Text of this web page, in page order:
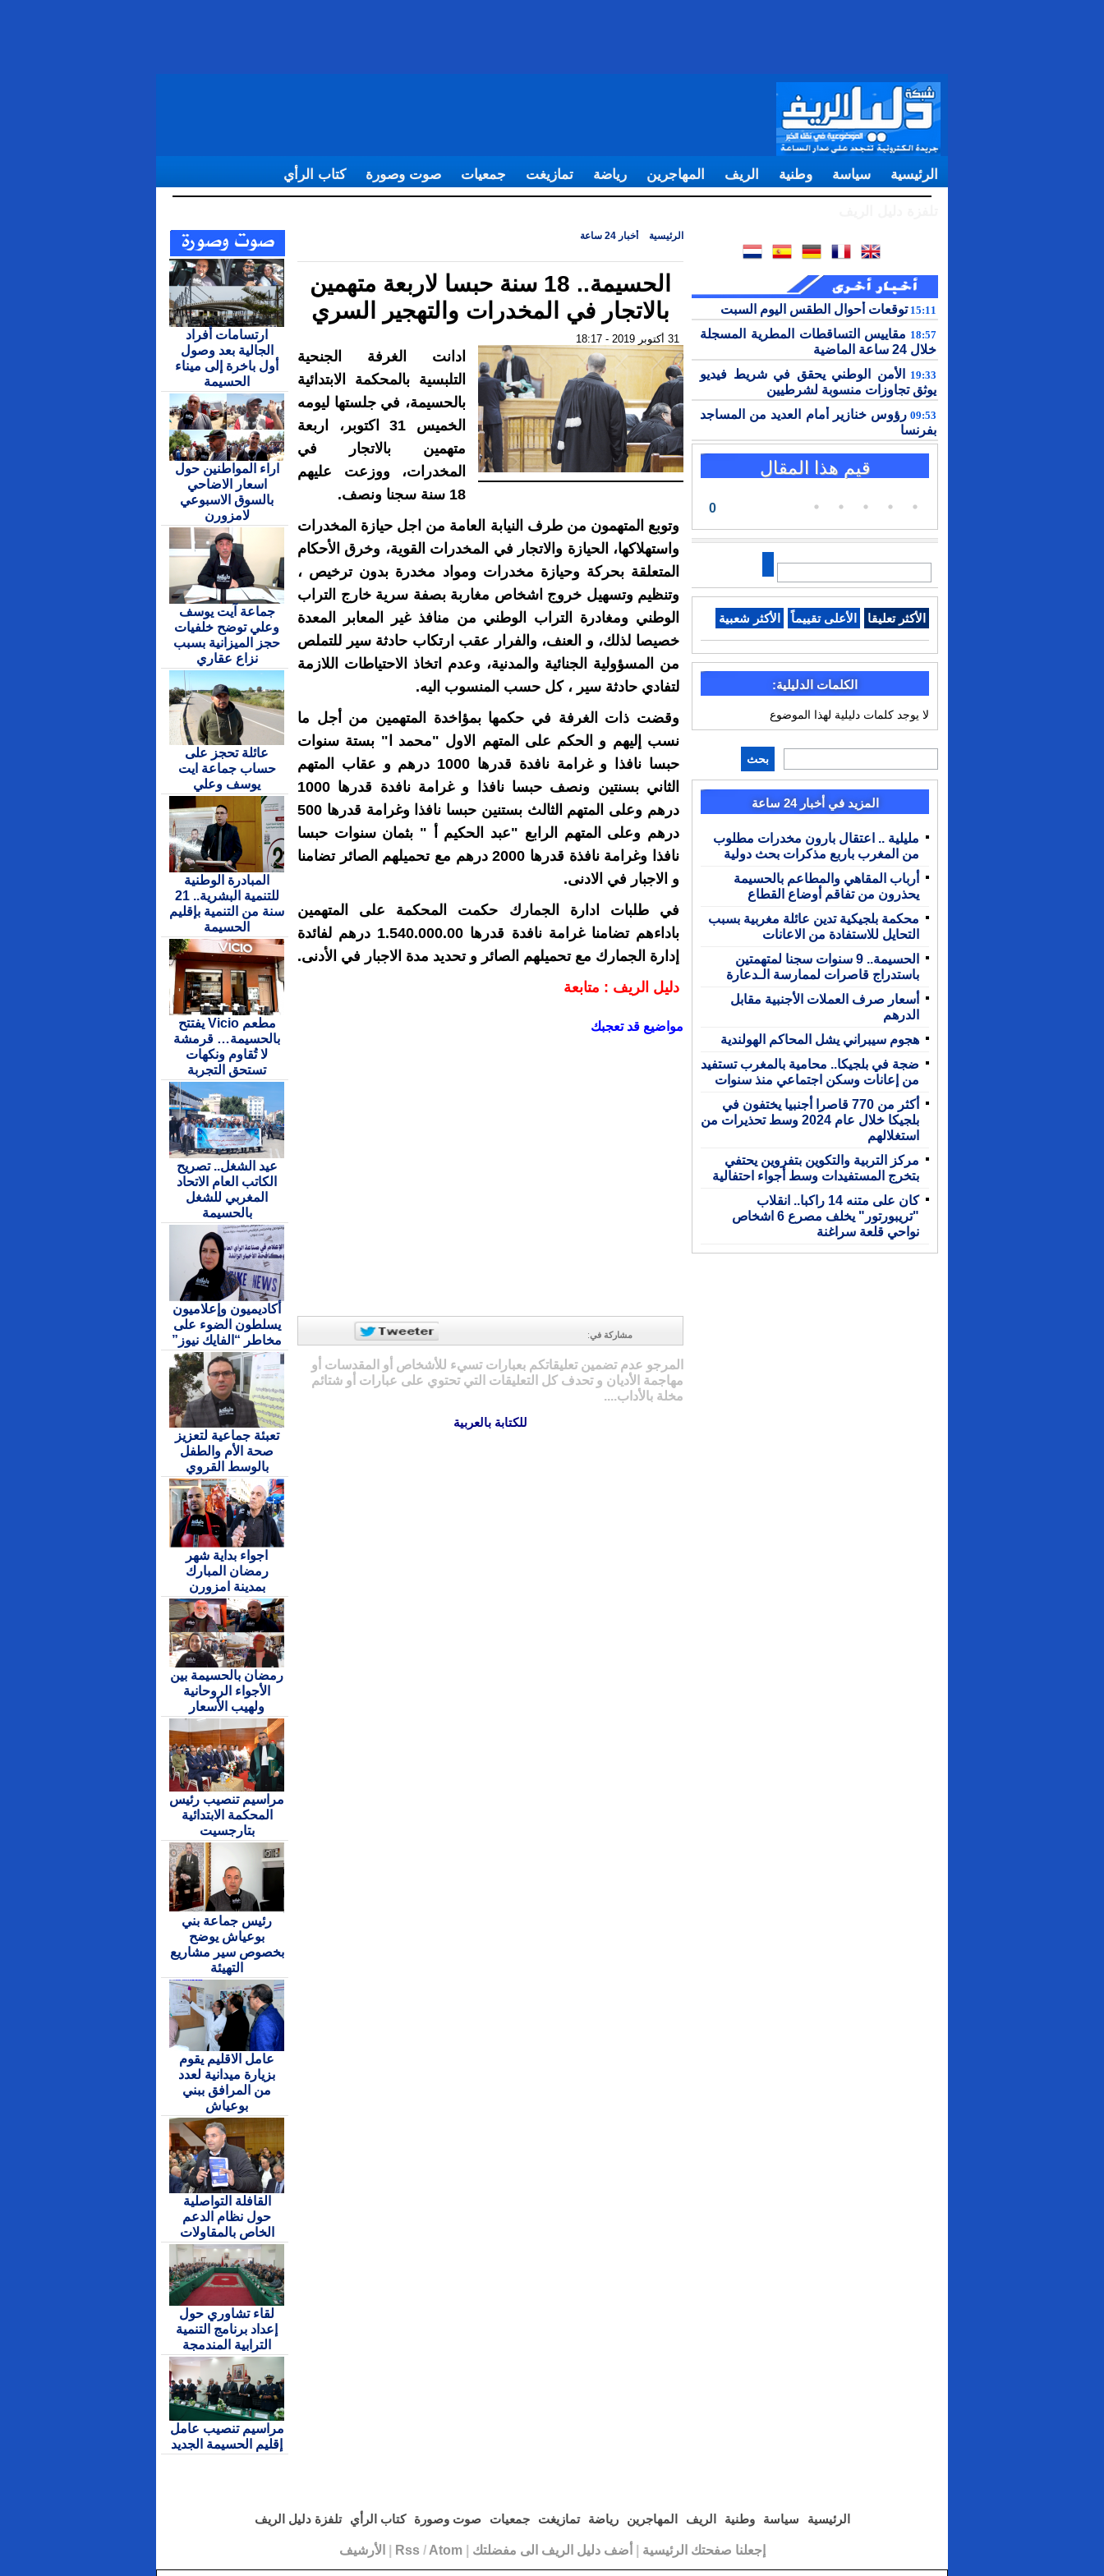
الرئيسية سياسة وطنية الريف المهاجرين رياضة تمازيغت جمعيات صوت وصورة كتاب الرأي
15:11 توقعات أحوال الطقس اليوم السبت
18:57 مقاييس التساقطات المطرية المسجلة
خلال 24 ساعة الماضية
19:33 الأمن الوطني يحقق في شريط فيديو
يوثق تجاوزات منسوبة لشرطيين
09:53 رؤوس خنازير أمام العديد من المساجد
بفرنسا
قيم هذا المقال
0
الأكثر تعليقا الأعلى تقييماً الأكثر شعبية
الكلمات الدليلية:
لا يوجد كلمات دليلية لهذا الموضوع
بحث
المزيد في أخبار 24 ساعة
مليلية .. اعتقال بارون مخدرات مطلوب
من المغرب باربع مذكرات بحث دولية
أرباب المقاهي والمطاعم بالحسيمة
يحذرون من تفاقم أوضاع القطاع
محكمة بلجيكية تدين عائلة مغربية بسبب
التحايل للاستفادة من الاعانات
الحسيمة.. 9 سنوات سجنا لمتهمتين
باستدراج قاصرات لممارسة الـدعارة
أسعار صرف العملات الأجنبية مقابل
الدرهم
هجوم سيبراني يشل المحاكم الهولندية
ضجة في بلجيكا.. محامية بالمغرب تستفيد
من إعانات وسكن اجتماعي منذ سنوات
أكثر من 770 قاصرا أجنبيا يختفون في
بلجيكا خلال عام 2024 وسط تحذيرات من
استغلالهم
مركز التربية والتكوين بتفروين يحتفي
بتخرج المستفيدات وسط أجواء احتفالية
كان على متنه 14 راكبا.. انقلاب
"تريبورتور" يخلف مصرع 6 اشخاص
نواحي قلعة سراغنة
الرئيسية أخبار 24 ساعة
الحسيمة.. 18 سنة حبسا لاربعة متهمين
بالاتجار في المخدرات والتهجير السري
31 أكتوبر 2019 - 18:17
ادانت الغرفة الجنحية
التلبسية بالمحكمة الابتدائية
بالحسيمة، في جلستها ليومه
الخميس 31 اكتوبر، اربعة
متهمين بالاتجار في
المخدرات، ووزعت عليهم
18 سنة سجنا ونصف.
وتوبع المتهمون من طرف النيابة العامة من اجل حيازة المخدرات
واستهلاكها، الحيازة والاتجار في المخدرات القوية، وخرق الأحكام
المتعلقة بحركة وحيازة مخدرات ومواد مخدرة بدون ترخيص ،
وتنظيم وتسهيل خروج اشخاص مغاربة بصفة سرية خارج التراب
الوطني ومغادرة التراب الوطني من منافذ غير المعابر المعدة
خصيصا لذلك، و العنف، والفرار عقب ارتكاب حادثة سير للتملص
من المسؤولية الجنائية والمدنية، وعدم اتخاذ الاحتياطات اللازمة
لتفادي حادثة سير ، كل حسب المنسوب اليه.
وقضت ذات الغرفة في حكمها بمؤاخدة المتهمين من أجل ما
نسب إليهم و الحكم على المتهم الاول "محمد ا" بستة سنوات
حبسا نافذا و غرامة نافدة قدرها 1000 درهم و عقاب المتهم
الثاني بسنتين ونصف حبسا نافذا و غرامة نافدة قدرها 1000
درهم وعلى المتهم الثالث بستنين حبسا نافذا وغرامة قدرها 500
درهم وعلى المتهم الرابع "عبد الحكيم أ " بثمان سنوات حبسا
نافذا وغرامة نافذة قدرها 2000 درهم مع تحميلهم الصائر تضامنا
و الاجبار في الادنى.
في طلبات ادارة الجمارك حكمت المحكمة على المتهمين
باداءهم تضامنا غرامة نافدة قدرها 1.540.000.00 درهم لفائدة
إدارة الجمارك مع تحميلهم الصائر و تحديد مدة الاجبار في الأدنى.
دليل الريف : متابعة
مواضيع قد تعجبك
مشاركة في:
المرجو عدم تضمين تعليقاتكم بعبارات تسيء للأشخاص أو المقدسات أو
مهاجمة الأديان و تحدف كل التعليقات التي تحتوي على عبارات أو شتائم
مخلة بالأداب....
للكتابة بالعربية
ارتسامات أفراد
الجالية بعد وصول
أول باخرة إلى ميناء
الحسيمة
اراء المواطنين حول
اسعار الاضاحي
بالسوق الاسبوعي
لامزورن
جماعة آيت يوسف
وعلي توضح خلفيات
حجز الميزانية بسبب
نزاع عقاري
عائلة تحجز على
حساب جماعة ايت
يوسف وعلي
المبادرة الوطنية
للتنمية البشرية.. 21
سنة من التنمية بإقليم
الحسيمة
مطعم Vicio يفتتح
بالحسيمة… قرمشة
لا تُقاوم ونكهات
تستحق التجربة
عيد الشغل.. تصريح
الكاتب العام الاتحاد
المغربي للشغل
بالحسيمة
أكاديميون وإعلاميون
يسلطون الضوء على
مخاطر “الفايك نيوز”
تعبئة جماعية لتعزيز
صحة الأم والطفل
بالوسط القروي
اجواء بداية شهر
رمضان المبارك
بمدينة امزورن
رمضان بالحسيمة بين
الأجواء الروحانية
ولهيب الأسعار
مراسيم تنصيب رئيس
المحكمة الابتدائية
بتارجسيت
رئيس جماعة بني
بوعياش يوضح
بخصوص سير مشاريع
التهيئة
عامل الاقليم يقوم
بزيارة ميدانية لعدد
من المرافق ببني
بوعياش
القافلة التواصلية
حول نظام الدعم
الخاص بالمقاولات
لقاء تشاوري حول
إعداد برنامج التنمية
الترابية المندمجة
مراسيم تنصيب عامل
إقليم الحسيمة الجديد
الرئيسية سياسة وطنية الريف المهاجرين رياضة تمازيغت جمعيات صوت وصورة كتاب الرأي تلفزة دليل الريف
إجعلنا صفحتك الرئيسية أضف دليل الريف الى مفضلتك |
Rss / Atom الأرشيف